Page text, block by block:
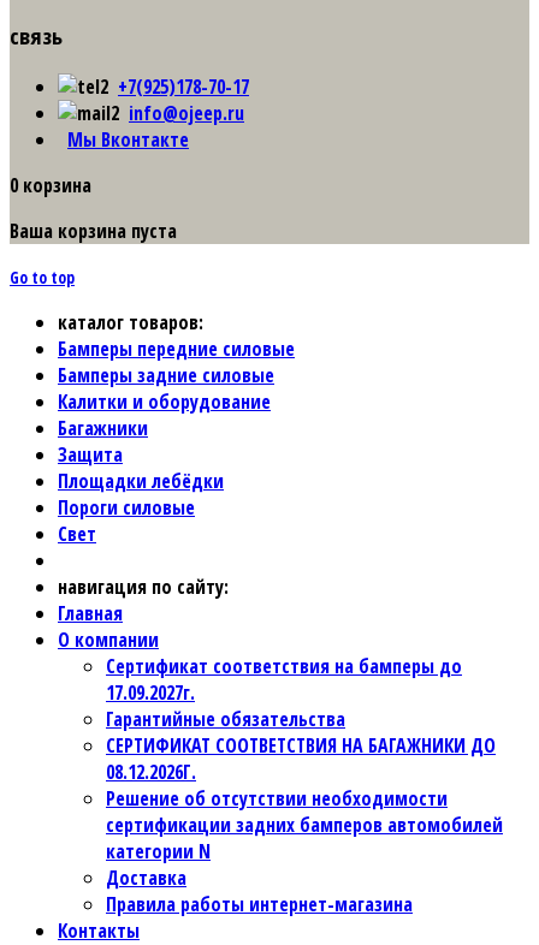
связь
+7(925)178-70-17
info@ojeep.ru
Мы Вконтакте
0 корзина
Ваша корзина пуста
Go to top
каталог товаров:
Бамперы передние силовые
Бамперы задние силовые
Калитки и оборудование
Багажники
Защита
Площадки лебёдки
Пороги силовые
Свет
навигация по сайту:
Главная
О компании
Сертификат соответствия на бамперы до
17.09.2027г.
Гарантийные обязательства
СЕРТИФИКАТ СООТВЕТСТВИЯ НА БАГАЖНИКИ ДО
08.12.2026Г.
Решение об отсутствии необходимости
сертификации задних бамперов автомобилей
категории N
Доставка
Правила работы интернет-магазина
Контакты